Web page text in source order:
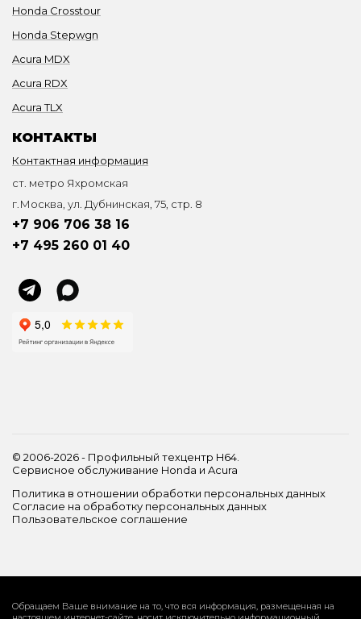
Honda Crosstour
Honda Stepwgn
Acura MDX
Acura RDX
Acura TLX
КОНТАКТЫ
Контактная информация
ст. метро Яхромская
г.Москва, ул. Дубнинская, 75, стр. 8
+7 906 706 38 16
+7 495 260 01 40
© 2006-2026 - Профильный техцентр H64.
Сервисное обслуживание Honda и Acura
Политика в отношении обработки персональных данных
Согласие на обработку персональных данных
Пользовательское соглашение
Обращаем Ваше внимание на то, что вся информация, размещенная на